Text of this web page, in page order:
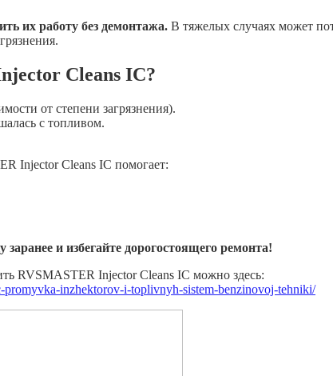
их работу без демонтажа. В тяжелых случаях может
Cleans IC?
от степени загрязнения).
с топливом.
Injector Cleans IC помогает:
и избегайте дорогостоящего ремонта!
RVSMASTER Injector Cleans IC можно здесь:
promyvka-inzhektorov-i-toplivnyh-sistem-benzinovoj-tehniki/